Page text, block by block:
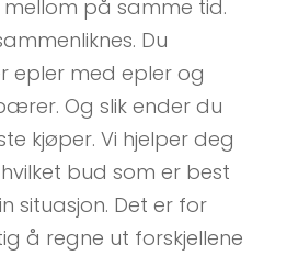
på samme tid.
Du
epler med epler og
Og slik ender du
kjøper. Vi hjelper deg
bud som er best
situasjon. Det er for
å regne ut forskjellene